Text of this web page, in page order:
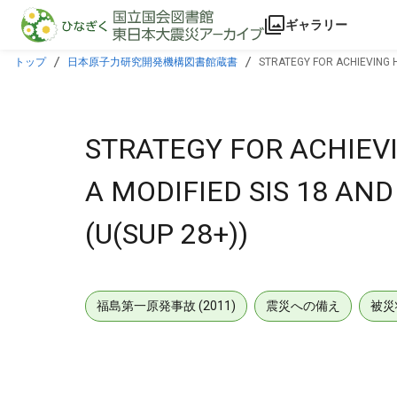
本文に飛ぶ
ギャラリー
トップ 日本原子力研究開発機構図書館蔵書 STRATEGY FOR ACHIEVING
STRATEGY FOR
A MODIFIED SIS 18
(U(SUP 28+))
福島第一原発事故 (2011) 震災への備え 被災